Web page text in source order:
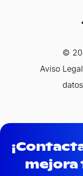
©
Aviso Legal
datos
mejora